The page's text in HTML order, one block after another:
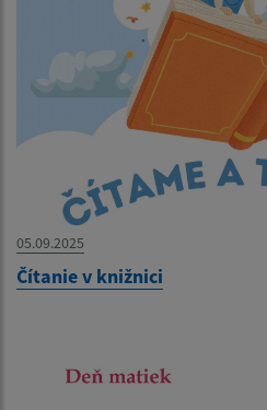
05.09.2025
Čítanie v knižnici